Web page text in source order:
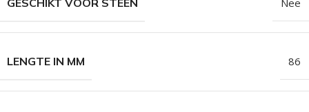
GESCHIKT VOOR STEEN Nee
LENGTE IN MM 86